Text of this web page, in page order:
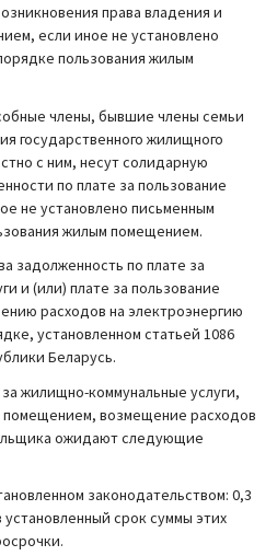
права владения и
если иное не установлено
пользования жилым
члены, бывшие члены семьи
государственного жилищного
с ним, несут солидарную
по плате за пользование
не установлено письменным
жилым помещением.
задолженность по плате за
и (или) плате за пользование
расходов на электроэнергию
установленном статьей 1086
Беларусь.
жилищно-коммунальные услуги,
помещением, возмещение расходов
ожидают следующие
законодательством: 0,3
срок суммы этих